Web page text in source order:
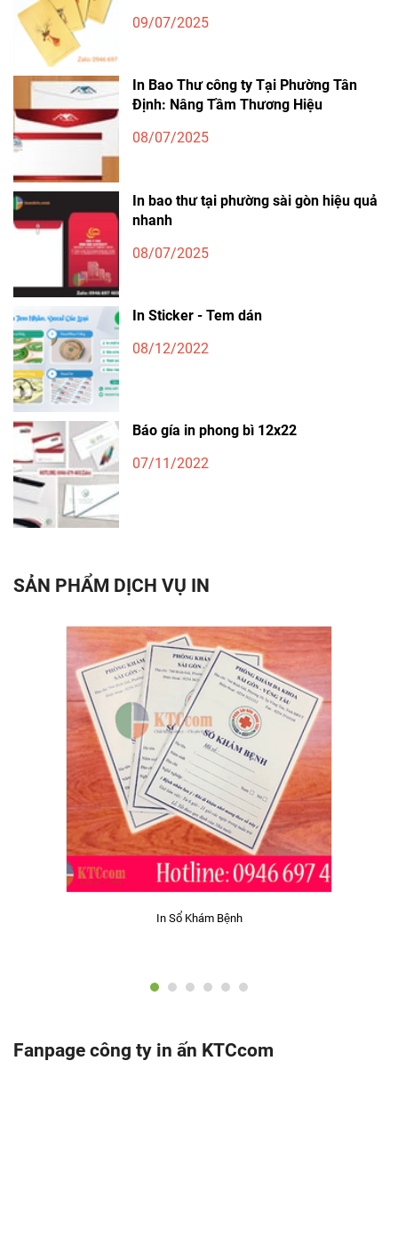
09/07/2025
In Bao Thư công ty Tại Phường Tân
Định: Nâng Tầm Thương Hiệu
08/07/2025
In bao thư tại phường sài gòn hiệu quả
nhanh
08/07/2025
In Sticker - Tem dán
08/12/2022
Báo gía in phong bì 12x22
07/11/2022
SẢN PHẨM DỊCH VỤ IN
In Sổ Khám Bệnh
Fanpage công ty in ấn KTCcom